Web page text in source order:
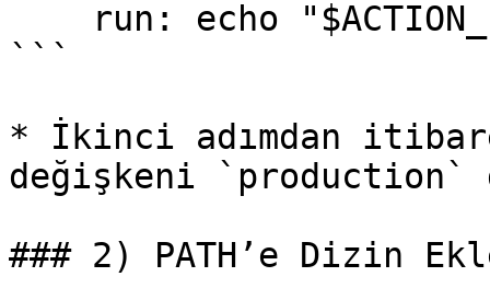
```
* İkinci adımdan
değişkeni
### 2) PATH’e Dizin